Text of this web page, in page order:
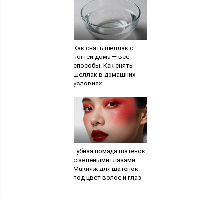
Как снять шеллак с
ногтей дома — все
способы. Как снять
шеллак в домашних
условиях
Губная помада шатенок
с зелеными глазами.
Макияж для шатенок:
под цвет волос и глаз